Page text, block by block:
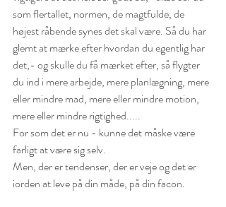
som flertallet, normen, de magtfulde, de
højest råbende synes det skal være. Så du har
glemt at mærke efter hvordan du egentlig har
det,- og skulle du få mærket efter, så flygter
du ind i mere arbejde, mere planlægning, mere
eller mindre mad, mere eller mindre motion,
mere eller mindre rigtighed.....
For som det er nu - kunne det måske være
farligt at være sig selv.
Men, der er tendenser, der er veje og det er
iorden at leve på din måde, på din facon.